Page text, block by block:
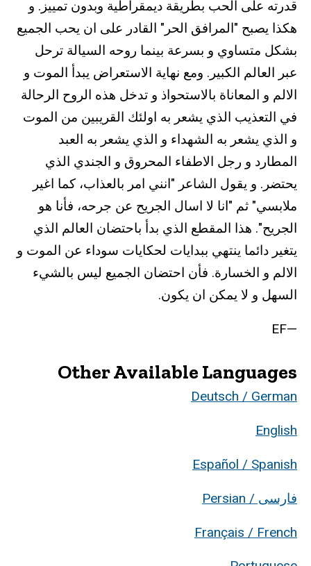
قدرته على الحب بطريقة ديمقراطية وبدون تمييز. و
هكذا يصبح "المرافق الحر" القادر على ان يحب الجميع
بشكل متساوي و بسرعة بينما روحه السيالة ترحل
عبر العالم الكبير. ومع نهاية الاستعراض يبدأ الموت و
الالم و المعاناة بالاستحواذ و تدخل هذه الروح الرحالة
في التعذيب الذي يشعر به اولئك القريبين من الموت
و الذي يشعر به الشهداء و الذي يشعر به العبد
المطارد و رجل الاطفاء المحروق و الجندي الذي
يحتضر. و يقول الشاعر "انني امر بالعذاب، كما اغير
ملابسي" ثم "انا لا اسال الجريح عن جرحه، فأنا هو
الجريح". هذا المقطع الذي بدأ باحتضان العالم الذي
يتغير دائما ينتهي ببدايات لحكايات سوداء عن الموت و
الالم و الخسارة. فأن احتضان الجميع ليس بالشيء
السهل و لا يمكن ان يكون.
—EF
Other Available Languages
Deutsch / German
English
Español / Spanish
فارسی / Persian
Français / French